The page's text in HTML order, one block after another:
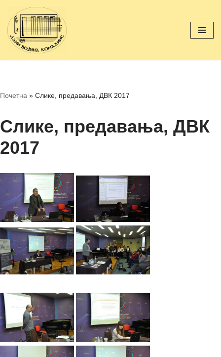
Скочи
на
садржај
Почетна » Слике, предавања, ДВК 2017
Слике, предавања, ДВК
2017